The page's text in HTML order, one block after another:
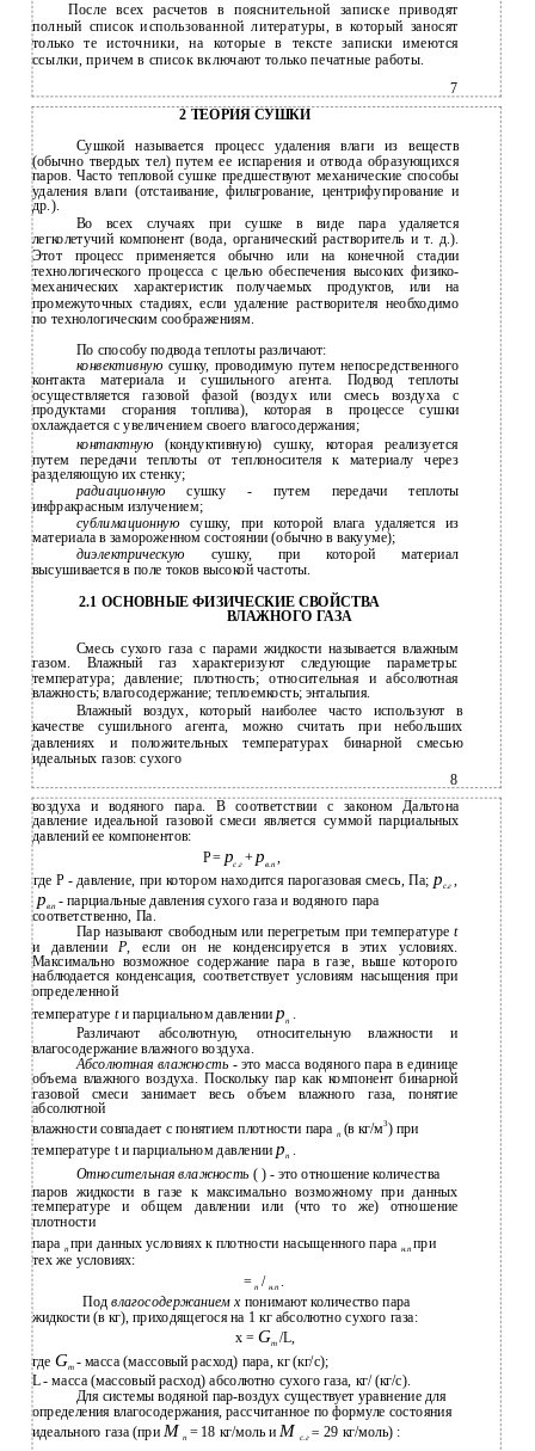
После всех расчетов в пояснительной записке приводят
полный список использованной литературы, в который заносят
только те источники, на которые в тексте записки имеются
ссылки, причем в список включают только печатные работы.
7
2 ТЕОРИЯ СУШКИ
Сушкой называется процесс удаления влаги из веществ
(обычно твердых тел) путем ее испарения и отвода образующихся
паров. Часто тепловой сушке предшествуют механические способы
удаления влаги (отстаивание, фильтрование, центрифугирование и
др.).
Во всех случаях при сушке в виде пара удаляется
легколетучий компонент (вода, органический растворитель и т. д.).
Этот процесс применяется обычно или на конечной стадии
технологического процесса с целью обеспечения высоких физико-
механических характеристик получаемых продуктов, или на
промежуточных стадиях, если удаление растворителя необходимо
по технологическим соображениям.
По способу подвода теплоты различают:
конвективную сушку, проводимую путем непосредственного
контакта материала и сушильного агента. Подвод теплоты
осуществляется газовой фазой (воздух или смесь воздуха с
продуктами сгорания топлива), которая в процессе сушки
охлаждается с увеличением своего влагосодержания;
контактную (кондуктивную) сушку, которая реализуется
путем передачи теплоты от теплоносителя к материалу через
разделяющую их стенку;
радиационнуюсушку - путем передачи теплоты
инфракрасным излучением;
сублимационную сушку, при которой влага удаляется из
материала в замороженном состоянии (обычно в вакууме);
диэлектрическую сушку, при которой материал
высушивается в поле токов высокой частоты.
2.1 ОСНОВНЫЕ ФИЗИЧЕСКИЕ СВОЙСТВА
ВЛАЖНОГО ГАЗА
Смесь сухого газа с парами жидкости называется влажным
газом. Влажный газ характеризуют следующие параметры:
температура; давление; плотность; относительная и абсолютная
влажность; влагосодержание; теплоемкость; энтальпия.
Влажный воздух, который наиболее часто используют в
качестве сушильного агента, можно считать при небольших
давлениях и положительных температурах бинарной смесью
идеальных газов: сухого
8
воздуха и водяного пара. В соответствии с законом Дальтона
давление идеальной газовой смеси является суммой парциальных
давлений ее компонентов:
P = pс .г +pв п,
где Р - давление, при котором находится парогазовая смесь, Па; pс.г,
pв.п - парциальные давления сухого газа и водяного пара
соответственно, Па.
Пар называют свободным или перегретым при температуреt
и давлении Р , если он не конденсируется в этих условиях.
Максимально возможное содержание пара в газе, выше которого
наблюдается конденсация, соответствует условиям насыщения при
определенной
температуре tи парциальном давленииpп .
Различают абсолютную, относительную влажности и
влагосодержание влажного воздуха.
Абсолютная влажность - это масса водяного пара в единице
объема влажного воздуха. Поскольку пар как компонент бинарной
газовой смеси занимает весь объем влажного газа, понятие
абсолютной
влажности совпадает с понятием плотности пара п (в кг/м3) при
температуре t и парциальном давленииpп .
Относительная влажность ( ) - это отношение количества
паров жидкости в газе к максимально возможному при данных
температуре и общем давлении или (что то же) отношение
плотности
пара п при данных условиях к плотности насыщенного пара н.ппри
тех же условиях:
=п /н.п .
Подвлагосодержанием x понимают количество пара
жидкости (в кг), приходящегося на 1 кг абсолютно сухого газа:
x = Gm /L,
где Gm - масса (массовый расход) пара, кг (кг/с);
L-масса (массовый расход) абсолютно сухого газа, кг/ (кг/с).
Для системы водяной пар-воздух существует уравнение для
определения влагосодержания, рассчитанное по формуле состояния
идеального газа (при Mп = 18 кг/моль иM с.г =29 кг/моль) :